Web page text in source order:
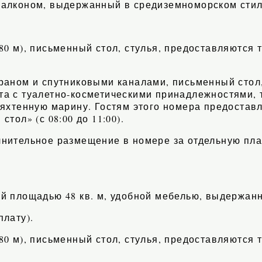
выдержанный в средиземноморском
м), письменный стол, стулья, предоставляются
и спутниковыми каналами, письменный
с туалетно-косметическими
марину. Гостям этого номера
(с 08:00 до 11:00).
размещение в номере за отдельную
площадью 48 кв. м, удобной мебелью,
м), письменный стол, стулья, предоставляются